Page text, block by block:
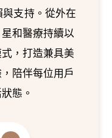
支持。從外在
和醫療持續以
，打造兼具美
陪伴每位用戶
態。